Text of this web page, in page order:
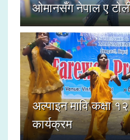
ओमानसँग नेपाल ए
अल्पाइन मावि कक्षा १२
कार्यक्रम